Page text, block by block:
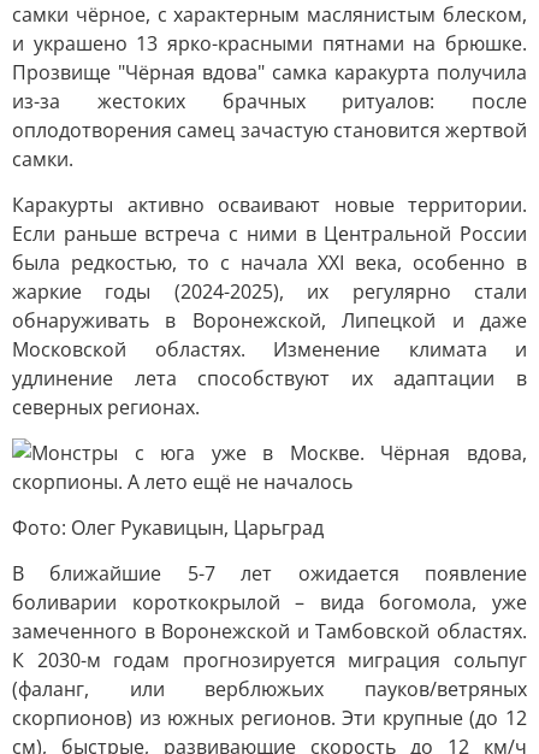
самки чёрное, с характерным маслянистым блеском,
и украшено 13 ярко-красными пятнами на брюшке.
Прозвище "Чёрная вдова" самка каракурта получила
из-за жестоких брачных ритуалов: после
оплодотворения самец зачастую становится жертвой
самки.
Каракурты активно осваивают новые территории.
Если раньше встреча с ними в Центральной России
была редкостью, то с начала XXI века, особенно в
жаркие годы (2024-2025), их регулярно стали
обнаруживать в Воронежской, Липецкой и даже
Московской областях. Изменение климата и
удлинение лета способствуют их адаптации в
северных регионах.
Фото: Олег Рукавицын, Царьград
В ближайшие 5-7 лет ожидается появление
боливарии короткокрылой – вида богомола, уже
замеченного в Воронежской и Тамбовской областях.
К 2030-м годам прогнозируется миграция сольпуг
(фаланг, или верблюжьих пауков/ветряных
скорпионов) из южных регионов. Эти крупные (до 12
см), быстрые, развивающие скорость до 12 км/ч